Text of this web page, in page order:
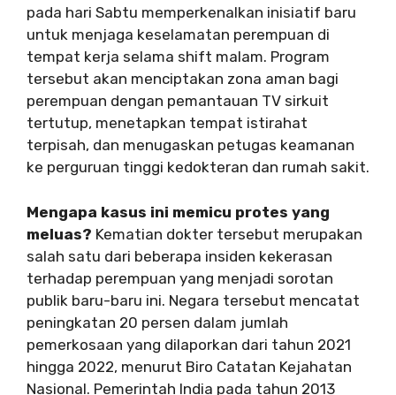
pada hari Sabtu memperkenalkan inisiatif baru
untuk menjaga keselamatan perempuan di
tempat kerja selama shift malam. Program
tersebut akan menciptakan zona aman bagi
perempuan dengan pemantauan TV sirkuit
tertutup, menetapkan tempat istirahat
terpisah, dan menugaskan petugas keamanan
ke perguruan tinggi kedokteran dan rumah sakit.
Mengapa kasus ini memicu protes yang
meluas? Kematian dokter tersebut merupakan
salah satu dari beberapa insiden kekerasan
terhadap perempuan yang menjadi sorotan
publik baru-baru ini. Negara tersebut mencatat
peningkatan 20 persen dalam jumlah
pemerkosaan yang dilaporkan dari tahun 2021
hingga 2022, menurut Biro Catatan Kejahatan
Nasional. Pemerintah India pada tahun 2013